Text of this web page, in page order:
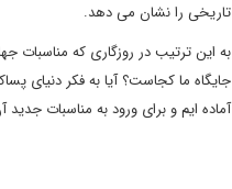
تاریخی را نشان می دهد.
به این ترتیب در روزگاری که مناسبات
جایگاه ما کجاست؟ آیا به فکر دنیای
آماده ایم و برای ورود به مناسبات